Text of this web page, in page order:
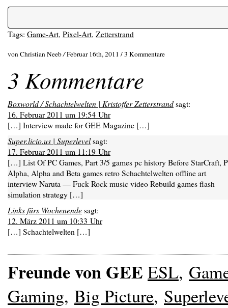
Tags: Game-Art, Pixel-Art, Zetterstrand
von Christian Neeb/Februar 16th, 2011 /3 Kommentare
3 Kommentare
Boxworld / Schachtelwelten | Kristoffer Zetterstrandsagt:
16. Februar 2011 um 19:54 Uhr
[…] Interview made for GEE Magazine […]
Super.licio.us | Superlevelsagt:
17. Februar 2011 um 11:19 Uhr
[…] List Of PC Games, Part 3/5 games pc history Before StarCraft,
Alpha, Alpha and Beta games retro Schachtelwelten offline art
interview Naruta — Fuck Rock music video Rebuild games flash
simulation strategy […]
Links fürs Wochenendesagt:
12. März 2011 um 10:33 Uhr
[…] Schachtelwelten […]
Freunde von GEE ESL,
Gaming, Big Picture,